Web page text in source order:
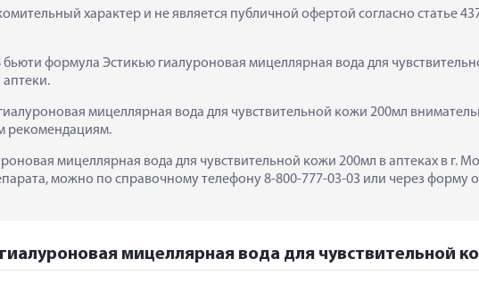
характер и не является публичной офертой согласно статье
бьюти формула Эстикью гиалуроновая мицеллярная вода для
мицеллярная вода для чувствительной кожи 200мл
рекомендациям.
мицеллярная вода для чувствительной кожи 200мл в аптеках в г.
можно по справочному телефону 8-800-777-03-03 или через форму
мицеллярная вода для чувствительной